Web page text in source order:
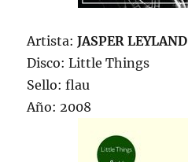
Artista:JASPER LEYLAND
Disco: Little Things
Sello: flau
Año: 2008